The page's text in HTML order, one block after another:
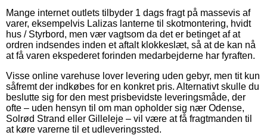
Mange internet outlets tilbyder 1 dags fragt på massevis af
varer, eksempelvis Lalizas lanterne til skotmontering, hvidt
hus / Styrbord, men vær vagtsom da det er betinget af at
ordren indsendes inden et aftalt klokkeslæt, så at de kan nå
at få varen ekspederet forinden medarbejderne har fyraften.
Visse online varehuse lover levering uden gebyr, men tit kun
såfremt der indkøbes for en konkret pris. Alternativt skulle du
beslutte sig for den mest prisbevidste leveringsmåde, der
ofte – uden hensyn til om man opholder sig nær Odense,
Solrød Strand eller Gilleleje – vil være at få fragtmanden til
at køre varerne til et udleveringssted.